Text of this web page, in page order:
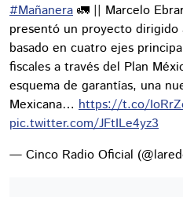
#Mañanera 🚛 || Marcelo
presentó un proyecto dirigido
basado en cuatro ejes
fiscales a través del Plan
esquema de garantías, una
Mexicana… https://t.co/
pic.twitter.com/JFtILe4yz3
— Cinco Radio Oficial